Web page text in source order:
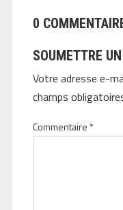
0
SOUMETTRE
Votre adresse e-
champs
Commentaire *